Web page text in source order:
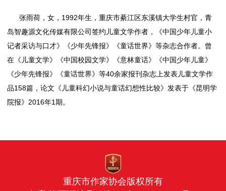
张雨荷，女，1992年生，重庆市綦江区东溪镇大学生村官，青
岛智趣源文化传媒有限公司签约儿童文学作者，《中国少年儿童小
记者采访与口才》《少年先锋报》《童话世界》等杂志合作者。曾
在《儿童文学》《中国校园文学》《意林童话》《中国少年儿童》
《少年先锋报》《童话世界》等40余家报刊杂志上发表儿童文学作
品158篇，论文《儿童科幻小说与童话幻想性比较》发表于《昆明学
院报》2016年1期。
重庆市作家协会版权所有